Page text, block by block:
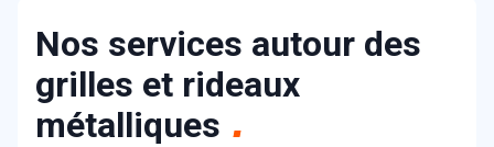
Nos services autour des
grilles et rideaux
métalliques